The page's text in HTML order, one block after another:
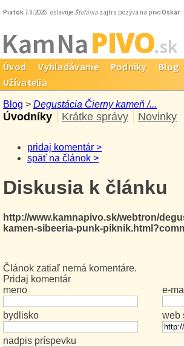
Piatok7.8.2026 oslavuje Štefánia zajtra pozýva na pivoOskar
Kam NaPIVO.sk
Úvod Vyhľadávanie Podniky Blog
Užívatelia
Blog > Degustácia Čierny kameň /...
Úvodníky Krátke správy Novinky
pridaj komentár >
späť na článok >
Diskusia k článku
http://www.kamnapivo.sk/webtron/
kamen-sibeeria-punk-
Článok zatiaľ nemá komentáre.
Pridaj komentár
meno
bydlisko
e-
web
nadpis príspevku